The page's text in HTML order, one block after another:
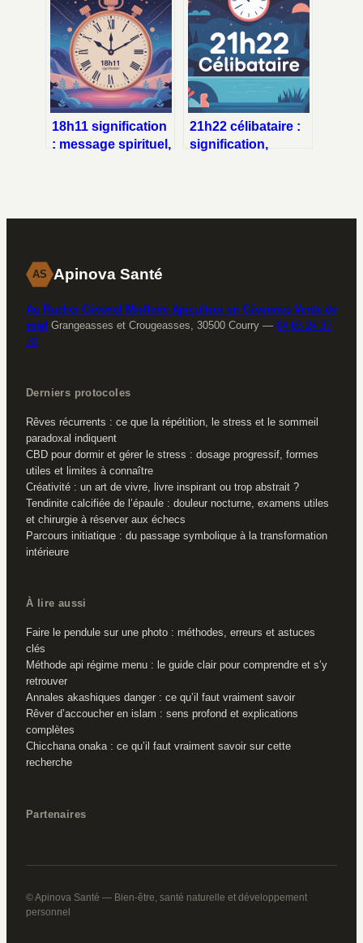
originaux
faut vraiment
comprendre
18h11 signification
: message spirituel,
21h22 célibataire :
signification,
AS Apinova Santé
Au Rucher Cévenol Miellerie Apiculteur en Cévennes Vente de
miel Grangeasses et Crougeasses, 30500 Courry — 04 66 24 37
70
Derniers protocoles
Rêves récurrents : ce que la répétition, le stress et le sommeil
paradoxal indiquent
CBD pour dormir et gérer le stress : dosage progressif, formes
utiles et limites à connaître
Créativité : un art de vivre, livre inspirant ou trop abstrait ?
Tendinite calcifiée de l’épaule : douleur nocturne, examens utiles
et chirurgie à réserver aux échecs
Parcours initiatique : du passage symbolique à la transformation
intérieure
À lire aussi
Faire le pendule sur une photo : méthodes, erreurs et astuces
clés
Méthode api régime menu : le guide clair pour comprendre et s’y
retrouver
Annales akashiques danger : ce qu’il faut vraiment savoir
Rêver d’accoucher en islam : sens profond et explications
complètes
Chicchana onaka : ce qu’il faut vraiment savoir sur cette
recherche
Partenaires
© Apinova Santé — Bien-être, santé naturelle et développement
personnel